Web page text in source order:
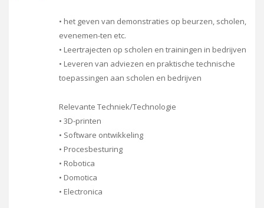
• het geven van demonstraties op beurzen, scholen,
evenemen-ten etc.
• Leertrajecten op scholen en trainingen in bedrijven
• Leveren van adviezen en praktische technische
toepassingen aan scholen en bedrijven
Relevante Techniek/Technologie
• 3D-printen
• Software ontwikkeling
• Procesbesturing
• Robotica
• Domotica
• Electronica